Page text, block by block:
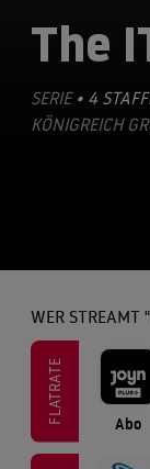
The
SERIE • 4
KÖNIGREICH
WER STREAMT
FLATRATE Abo